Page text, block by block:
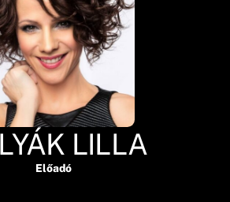
LILLA
Előadó